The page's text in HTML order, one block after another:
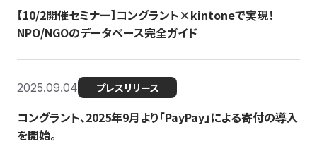
【10/2開催セミナー】コングラント×kintoneで実現！
NPO/NGOのデータベース完全ガイド
2025.09.04 プレスリリース
コングラント、2025年9月より「PayPay」による寄付の導入
を開始。